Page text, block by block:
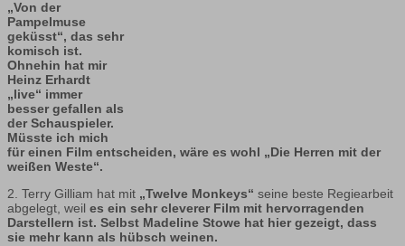
„Von der
Pampelmuse
geküsst“, das sehr
komisch ist.
Ohnehin hat mir
Heinz Erhardt
„live“ immer
besser gefallen als
der Schauspieler.
Müsste ich mich
für einen Film entscheiden, wäre es wohl „Die Herren mit der
weißen Weste“.
2. Terry Gilliam hat mit „Twelve Monkeys“ seine beste Regiearbeit
abgelegt, weil es ein sehr cleverer Film mit hervorragenden
Darstellern ist. Selbst Madeline Stowe hat hier gezeigt, dass
sie mehr kann als hübsch weinen.